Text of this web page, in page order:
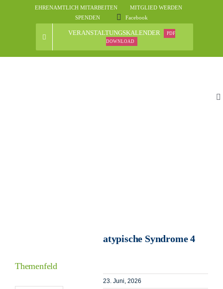
EHRENAMTLICH MITARBEITEN
MITGLIED WERDEN
SPENDEN
Facebook
VERANSTALTUNGSKALENDER
PDF
DOWNLOAD
atypische Syndrome 4
23. Juni, 2026
Themenfeld